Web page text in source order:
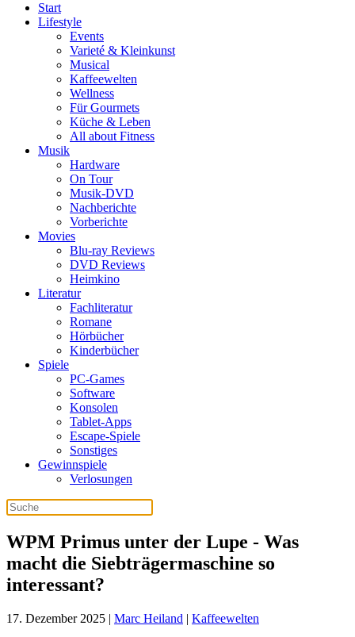
Start
Lifestyle
Events
Varieté & Kleinkunst
Musical
Kaffeewelten
Wellness
Für Gourmets
Küche & Leben
All about Fitness
Musik
Hardware
On Tour
Musik-DVD
Nachberichte
Vorberichte
Movies
Blu-ray Reviews
DVD Reviews
Heimkino
Literatur
Fachliteratur
Romane
Hörbücher
Kinderbücher
Spiele
PC-Games
Software
Konsolen
Tablet-Apps
Escape-Spiele
Sonstiges
Gewinnspiele
Verlosungen
WPM Primus unter der Lupe - Was
macht die Siebträgermaschine so
interessant?
17. Dezember 2025 | Marc Heiland | Kaffeewelten